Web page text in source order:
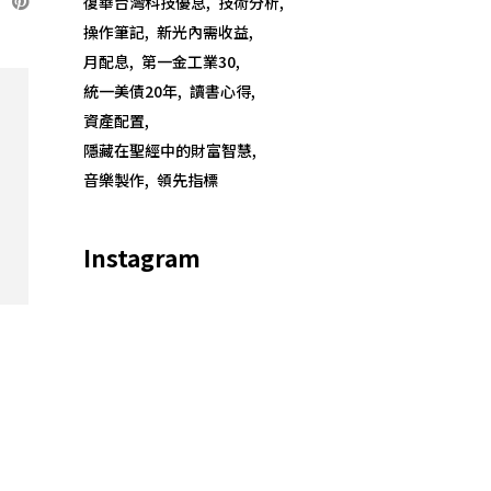
操作筆記 新光內需收益
月配息 第一金工業30
統一美債20年 讀書心得
資產配置
隱藏在聖經中的財富智慧
音樂製作 領先指標
Instagram